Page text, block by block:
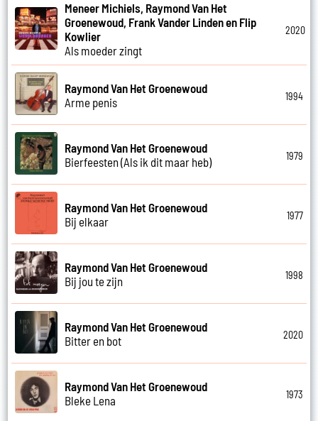
Meneer Michiels, Raymond Van Het
Groenewoud, Frank Vander Linden en Flip
Kowlier
Als moeder zingt
2020
Raymond Van Het Groenewoud
Arme penis
1994
Raymond Van Het Groenewoud
Bierfeesten (Als ik dit maar heb)
1979
Raymond Van Het Groenewoud
Bij elkaar
1977
Raymond Van Het Groenewoud
Bij jou te zijn
1998
Raymond Van Het Groenewoud
Bitter en bot
2020
Raymond Van Het Groenewoud
Bleke Lena
1973